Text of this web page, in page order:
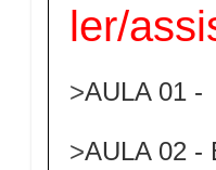
ler/
>AULA 01 -
>AULA 02 -